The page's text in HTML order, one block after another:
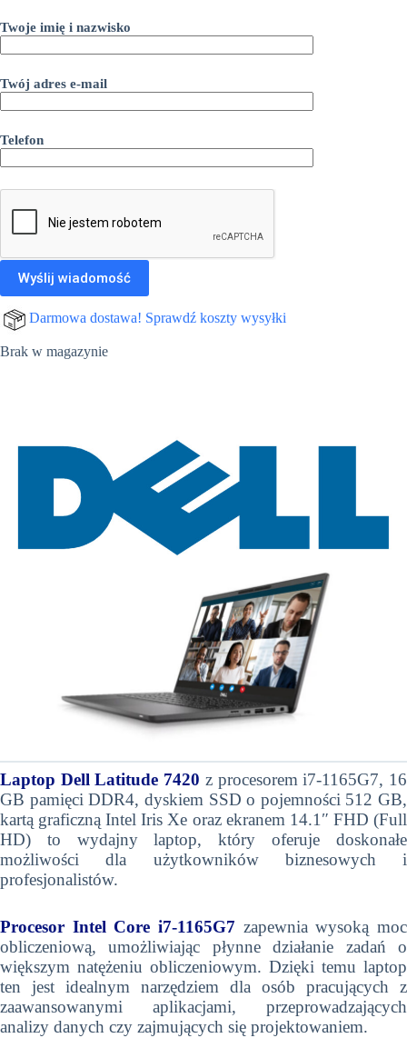
Twoje imię i nazwisko
Twój adres e-mail
Telefon
Darmowa dostawa! Sprawdź koszty wysyłki
Brak w magazynie
Laptop Dell Latitude 7420 z procesorem i7-1165G7, 16
GB pamięci DDR4, dyskiem SSD o pojemności 512 GB,
kartą graficzną Intel Iris Xe oraz ekranem 14.1″ FHD (Full
HD) to wydajny laptop, który oferuje doskonałe
możliwości dla użytkowników biznesowych i
profesjonalistów.
Procesor Intel Core i7-1165G7 zapewnia wysoką moc
obliczeniową, umożliwiając płynne działanie zadań o
większym natężeniu obliczeniowym. Dzięki temu laptop
ten jest idealnym narzędziem dla osób pracujących z
zaawansowanymi aplikacjami, przeprowadzających
analizy danych czy zajmujących się projektowaniem.